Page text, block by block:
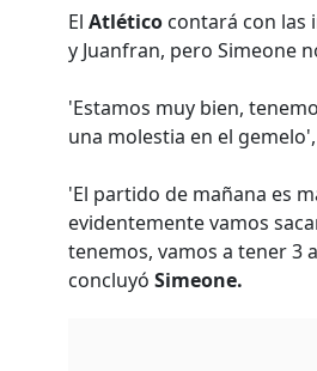
El Atlético contará con las
y Juanfran, pero Simeone
'Estamos muy bien,
una molestia en el
'El partido de mañana es
evidentemente vamos
tenemos, vamos a tener 3
concluyó Simeone.